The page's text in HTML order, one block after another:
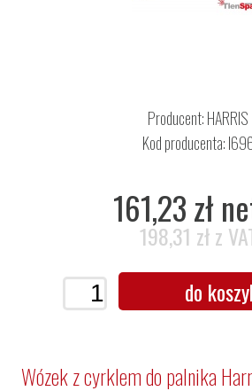
Producent:HARRIS
Kod producenta:
161,23 zł
198,31 zł z
do
Wózek z cyrklem do palnika